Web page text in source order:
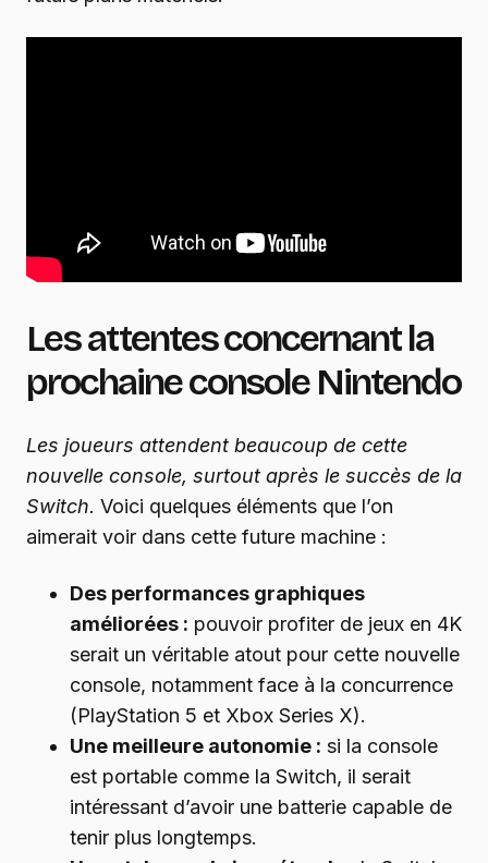
Les attentes concernant la
prochaine console Nintendo
Les joueurs attendent beaucoup de cette
nouvelle console, surtout après le succès de la
Switch. Voici quelques éléments que l’on
aimerait voir dans cette future machine :
Des performances graphiques
améliorées : pouvoir profiter de jeux en 4K
serait un véritable atout pour cette nouvelle
console, notamment face à la concurrence
(PlayStation 5 et Xbox Series X).
Une meilleure autonomie : si la console
est portable comme la Switch, il serait
intéressant d’avoir une batterie capable de
tenir plus longtemps.